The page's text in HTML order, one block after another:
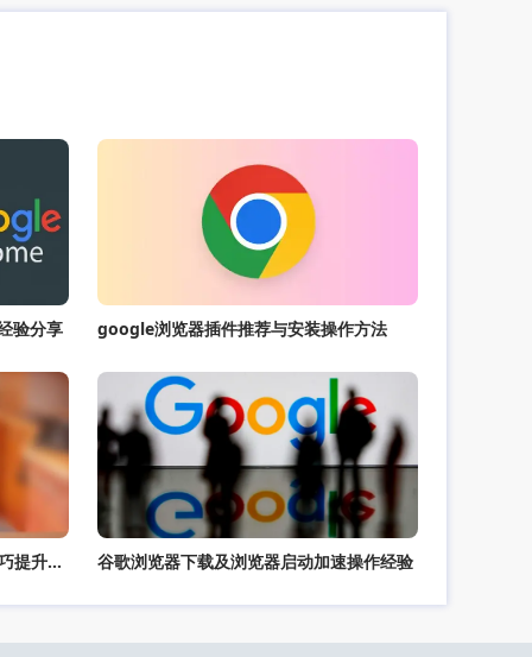
验分享 google浏览器插件推荐与安装操作方法
谷歌浏览器标签页过多卡顿解决技巧提升使用流畅性 谷歌浏览器下载及浏览器启动加速操作经验